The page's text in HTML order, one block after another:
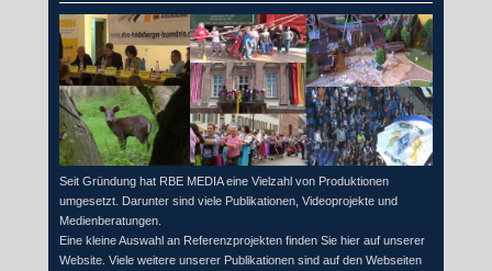
Seit Gründung hat RBE MEDIA eine Vielzahl von Produktionen
umgesetzt. Darunter sind viele Publikationen, Videoprojekte und
Medienberatungen.
Eine kleine Auswahl an Referenzprojekten finden Sie hier auf unserer
Website. Viele weitere unserer Publikationen sind auf den Webseiten